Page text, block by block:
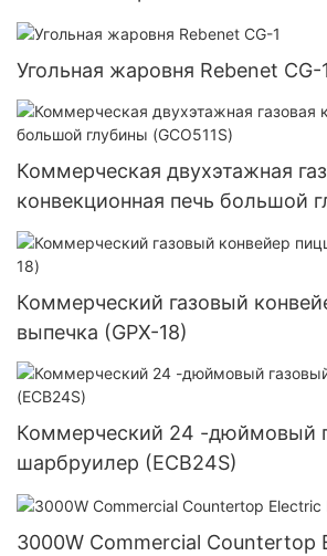
Угольная жаровня Rebenet CG-1
Коммерческая двухэтажная
конвекционная печь большой
(GCO511S)
Коммерческий газовый
выпечка (GPX-18)
Коммерческий 24 -дюймовый
шарбруилер (ECB24S)
3000W Commercial Countertop